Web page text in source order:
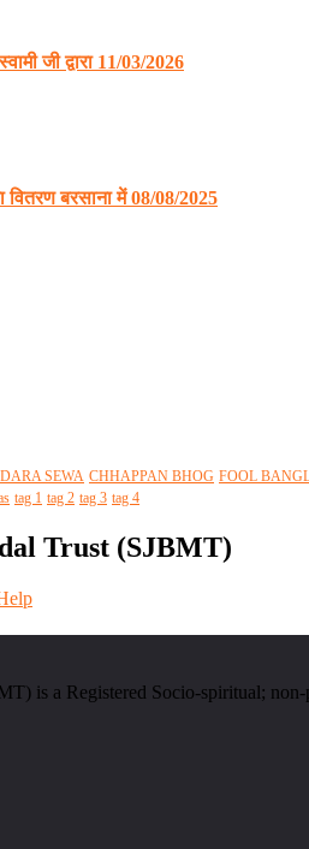
जी द्वारा 11/03/2026
बरसाना में 08/08/2025
SEWA CHHAPPAN BHOG FOOL
tag 1 tag 2 tag 3 tag 4
Trust (SJBMT)
is a Registered Socio-spiritual;